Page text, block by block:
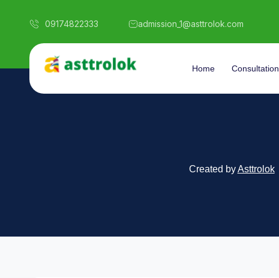
09174822333 admission_1@asttrolok.com
Home Consultation
Created byAsttrolok